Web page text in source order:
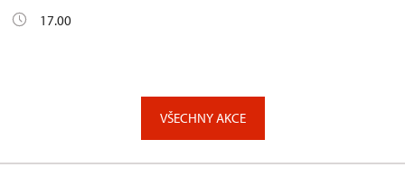
17.00
VŠECHNY AKCE